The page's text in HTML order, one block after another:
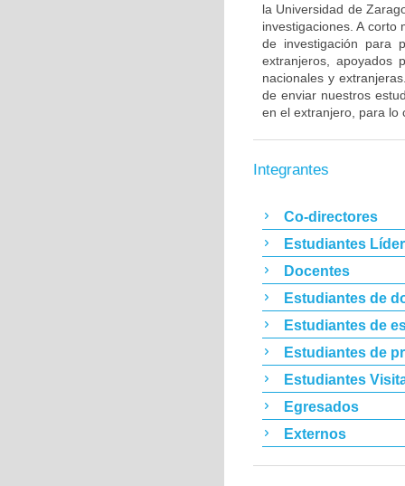
la Universidad de
investigaciones. A
de investigación para
extranjeros, apoyados
nacionales y
de enviar nuestros
en el extranjero, para lo
Integrantes
Co-directores
Estudiantes
Docentes
Estudiantes de
Estudiantes de
Estudiantes de
Estudiantes
Egresados
Externos